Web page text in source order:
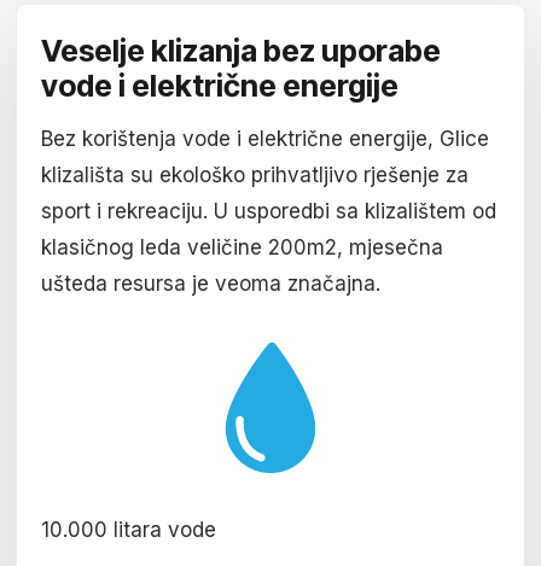
中文
Русский
Slovenčina
Türkçe
العربية
Veselje klizanja bez uporabe
vode i električne energije
Bez korištenja vode i električne energije, Glice
klizališta su ekološko prihvatljivo rješenje za
sport i rekreaciju. U usporedbi sa klizalištem od
klasičnog leda veličine 200m2, mjesečna
ušteda resursa je veoma značajna.
10.000 litara vode